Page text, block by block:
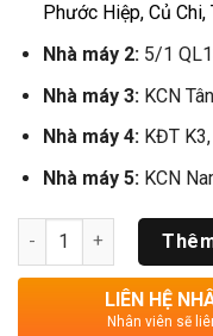
Phước Hiệp, Củ
Nhà máy 2:5/1
Nhà máy 3:KCN
Nhà máy 4:KĐT K3,
Nhà máy 5:KCN
Số lượng
LIÊN HỆ
Nhân viên sẽ